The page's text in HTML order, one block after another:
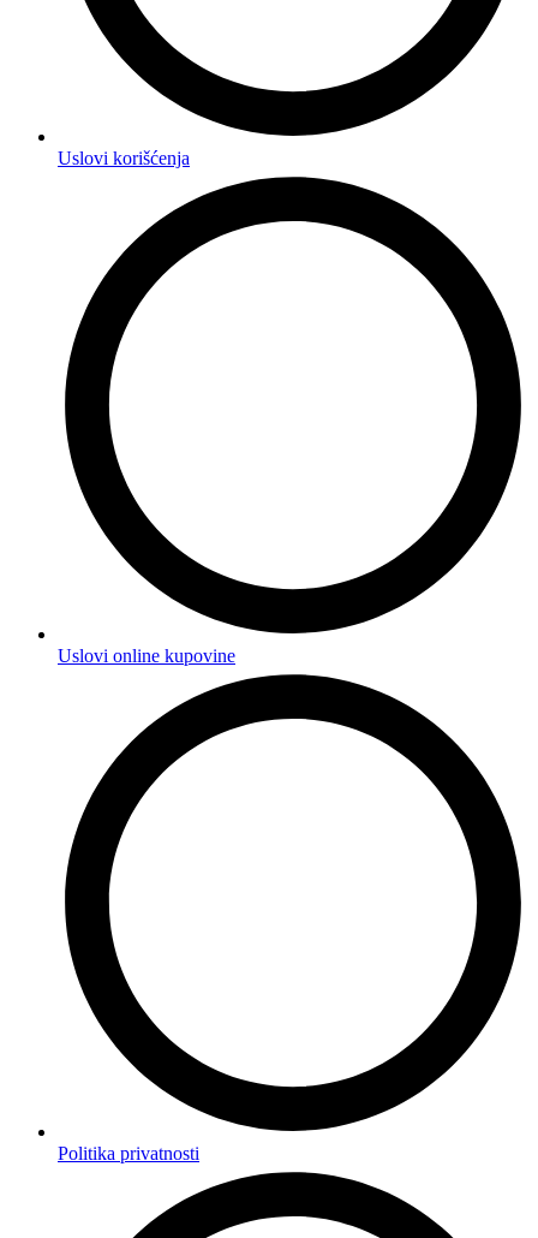
Uslovi korišćenja
Uslovi online kupovine
Politika privatnosti